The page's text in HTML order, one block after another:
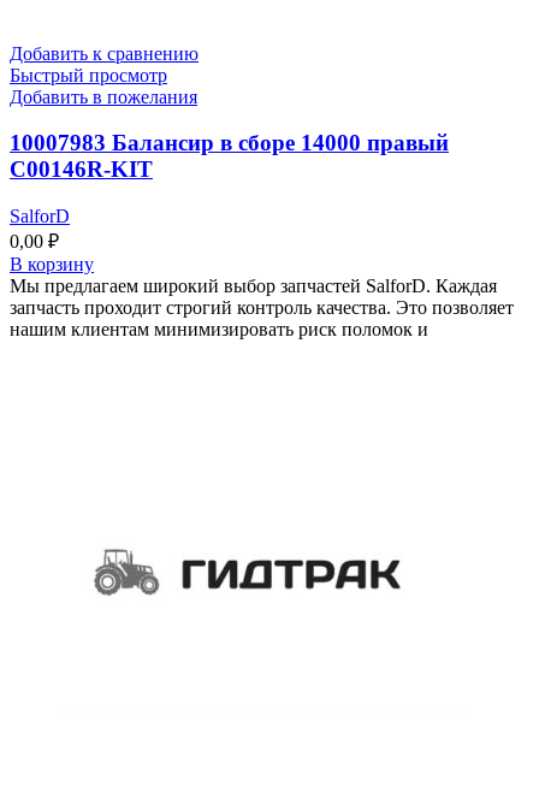
Добавить к сравнению
Быстрый просмотр
Добавить в пожелания
10007983 Балансир в сборе 14000 правый
C00146R-KIT
SalforD
0,00 ₽
В корзину
Мы предлагаем широкий выбор запчастей SalforD. Каждая
запчасть проходит строгий контроль качества. Это позволяет
нашим клиентам минимизировать риск поломок и